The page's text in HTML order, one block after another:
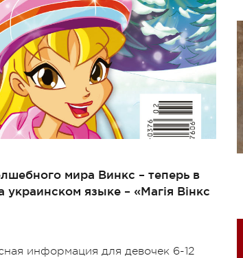
мира Винкс – теперь в
языке – «Магія Вінкс
информация для девочек 6-12